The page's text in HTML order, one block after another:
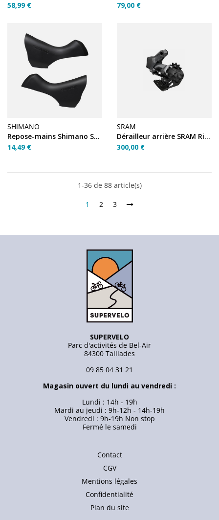
58,99 €
79,00 €
SHIMANO
Repose-mains Shimano ST-6800 / ST-5800 / ST-4700 /...
14,49 €
SRAM
Dérailleur arrière SRAM Rival eTap AXS XPLR 12v
300,00 €
1-36 de 88 article(s)
1 2 3
SUPERVELO
Parc d'activités de Bel-Air
84300 Taillades
09 85 04 31 21
Magasin ouvert du lundi au vendredi :
Lundi : 14h - 19h
Mardi au jeudi : 9h-12h - 14h-19h
Vendredi : 9h-19h Non stop
Fermé le samedi
Contact
CGV
Mentions légales
Confidentialité
Plan du site